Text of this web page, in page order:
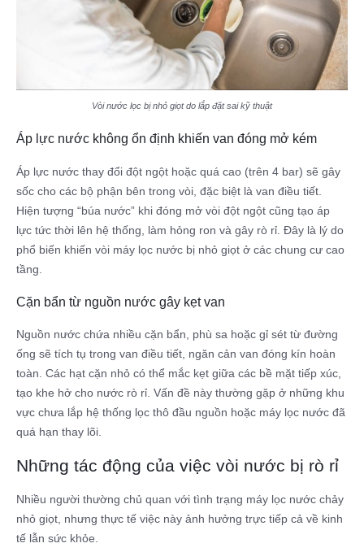
Vòi nước lọc bị nhỏ giọt do lắp đặt sai kỹ thuật
Áp lực nước không ổn định khiến van đóng mở kém
Áp lực nước thay đổi đột ngột hoặc quá cao (trên 4 bar) sẽ gây
sốc cho các bộ phận bên trong vòi, đặc biệt là van điều tiết.
Hiện tượng “búa nước” khi đóng mở vòi đột ngột cũng tạo áp
lực tức thời lên hệ thống, làm hỏng ron và gây rò rỉ. Đây là lý do
phổ biến khiến vòi máy lọc nước bị nhỏ giọt ở các chung cư cao
tầng.
Cặn bẩn từ nguồn nước gây kẹt van
Nguồn nước chứa nhiều cặn bẩn, phù sa hoặc gỉ sét từ đường
ống sẽ tích tụ trong van điều tiết, ngăn cản van đóng kín hoàn
toàn. Các hạt cặn nhỏ có thể mắc kẹt giữa các bề mặt tiếp xúc,
tạo khe hở cho nước rò rỉ. Vấn đề này thường gặp ở những khu
vực chưa lắp hệ thống lọc thô đầu nguồn hoặc máy lọc nước đã
quá hạn thay lõi.
Những tác động của việc vòi nước bị rò rỉ
Nhiều người thường chủ quan với tình trạng máy lọc nước chảy
nhỏ giọt, nhưng thực tế việc này ảnh hưởng trực tiếp cả về kinh
tế lẫn sức khỏe.